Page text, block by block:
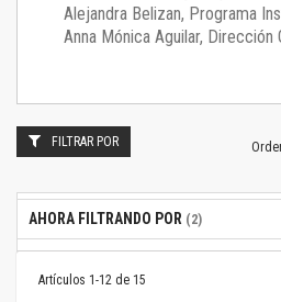
Alejandra Belizan, Programa
Anna Mónica Aguilar, Dirección
Artículos 1-12 de 15
FILTRAR POR
AHORA FILTRANDO POR